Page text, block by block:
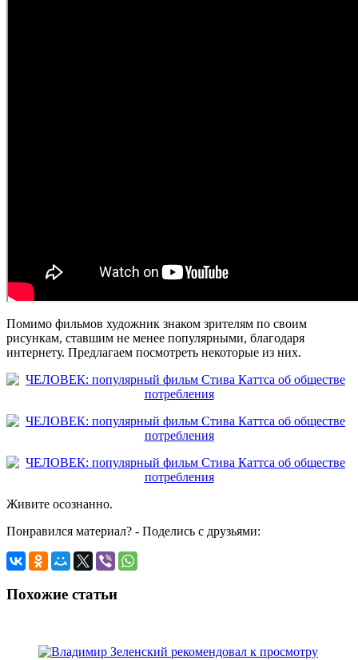
Помимо фильмов художник знаком зрителям по своим
рисункам, ставшим не менее популярными, благодаря
интернету. Предлагаем посмотреть некоторые из них.
Живите осознанно.
Понравился материал? - Поделись с друзьями:
Похожие статьи